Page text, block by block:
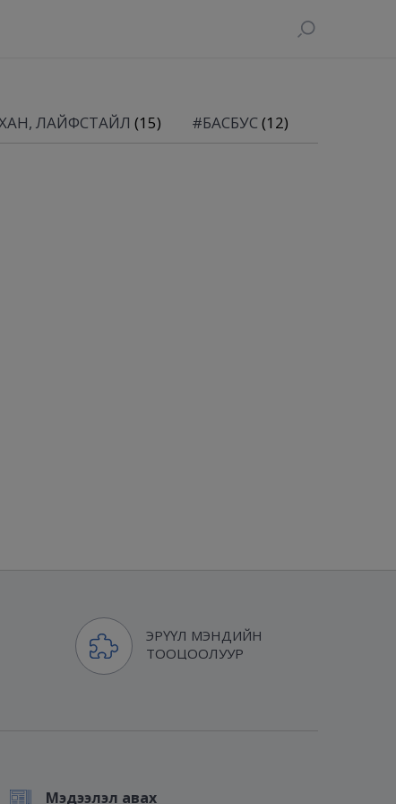
ЛАЙФСТАЙЛ (15) #БАСБУС(12)
ЭРҮҮЛ МЭНДИЙН
ТООЦООЛУУР
Мэдээлэл авах